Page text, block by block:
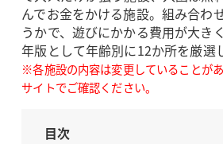
んでお金をかける施設。組み合わ
うかで、遊びにかかる費用が大き
年版として年齢別に12か所を厳選
※各施設の内容は変更していることが
サイトでご確認ください。
目次